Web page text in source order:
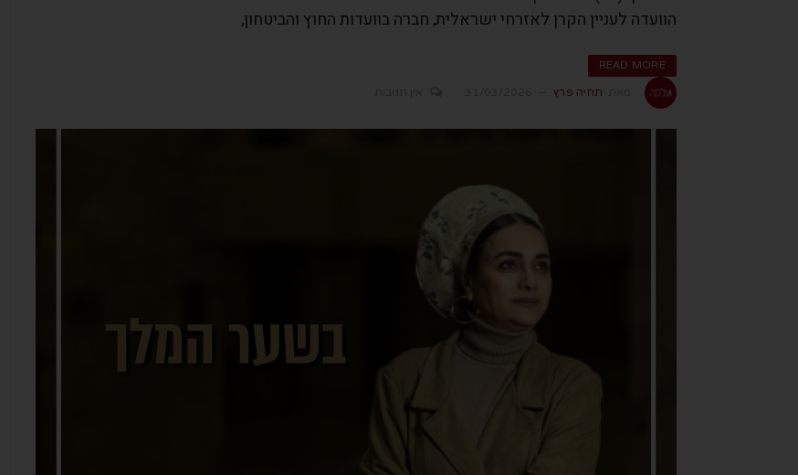
הוועדה לעניין הקרן לאזרחי ישראלית, חברה בוועדות החוץ והביטחון,
READ MORE
תחיה פרץ